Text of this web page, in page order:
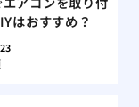
はおすすめ？